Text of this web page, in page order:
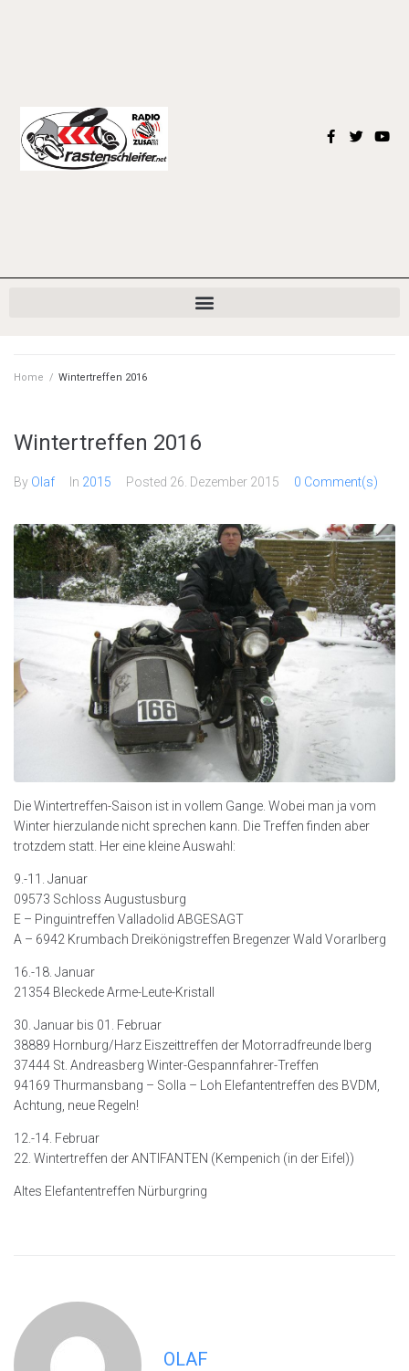
Home / Wintertreffen 2016
Wintertreffen 2016
By Olaf In 2015 Posted 26. Dezember 2015 0 Comment(s)
Die Wintertreffen-Saison ist in vollem Gange. Wobei man ja vom
Winter hierzulande nicht sprechen kann. Die Treffen finden aber
trotzdem statt. Her eine kleine Auswahl:
9.-11. Januar
09573 Schloss Augustusburg
E – Pinguintreffen Valladolid ABGESAGT
A – 6942 Krumbach Dreikönigstreffen Bregenzer Wald Vorarlberg
16.-18. Januar
21354 Bleckede Arme-Leute-Kristall
30. Januar bis 01. Februar
38889 Hornburg/Harz Eiszeittreffen der Motorradfreunde Iberg
37444 St. Andreasberg Winter-Gespannfahrer-Treffen
94169 Thurmansbang – Solla – Loh Elefantentreffen des BVDM,
Achtung, neue Regeln!
12.-14. Februar
22. Wintertreffen der ANTIFANTEN (Kempenich (in der Eifel))
Altes Elefantentreffen Nürburgring
OLAF